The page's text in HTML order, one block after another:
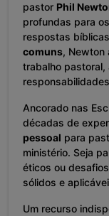
pastor Phil
profundas para
respostas
comuns, Newton
trabalho pastoral,
Ancorado nas
décadas de
pessoal para
ministério. Seja
éticos ou
sólidos e
Um recurso